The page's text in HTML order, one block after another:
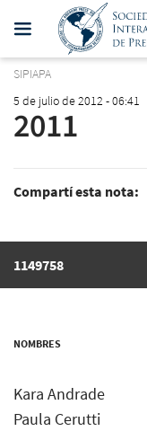
SIPIAPA
5 de julio de 2012 - 06:41
2011
Compartí esta nota:
1149758
NOMBRES
Kara Andrade
Paula Cerutti